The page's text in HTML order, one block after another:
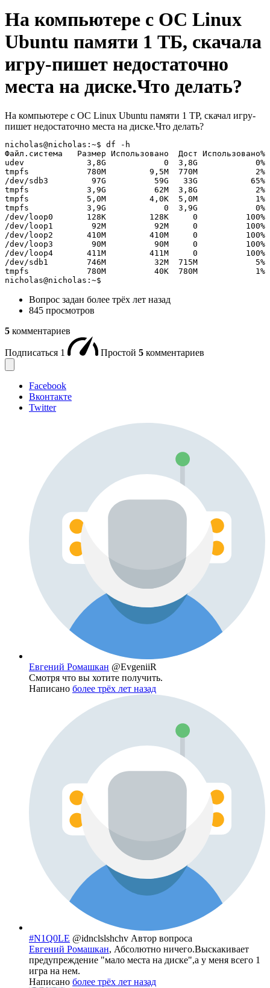
На компьютере с ОС Linux
Ubuntu памяти 1 ТБ, скачала
игру-пишет недостаточно
места на диске.Что делать?
На компьютере с ОС Linux Ubuntu памяти 1 ТР, скачал игру-
пишет недостаточно места на диске.Что делать?
nicholas@nicholas:~$ df -h
Файл.система   Размер Использовано  Дост Использовано%
udev             3,8G            0  3,8G            0% /
tmpfs            780M         9,5M  770M            2%
/dev/sdb3         97G          59G   33G           65%
tmpfs            3,9G          62M  3,8G            2% /
tmpfs            5,0M         4,0K  5,0M            1%
tmpfs            3,9G            0  3,9G            0% /
/dev/loop0       128K         128K     0          100% /
/dev/loop1        92M          92M     0          100% /
/dev/loop2       410M         410M     0          100% /
/dev/loop3        90M          90M     0          100% /
/dev/loop4       411M         411M     0          100% /
/dev/sdb1        746M          32M  715M            5%
tmpfs            780M          40K  780M            1% /
nicholas@nicholas:~$
Вопрос задан более трёх лет назад
845 просмотров
5 комментариев
Подписаться 1 Простой 5 комментариев
Facebook
Вконтакте
Twitter
Евгений Ромашкан @EvgeniiR
Смотря что вы хотите получить.
Написано более трёх лет назад
#N1Q0LE @idnclslshchv Автор вопроса
Евгений Ромашкан, Абсолютно ничего.Выскакивает
предупреждение "мало места на диске",а у меня всего 1
игра на нем.
Написано более трёх лет назад